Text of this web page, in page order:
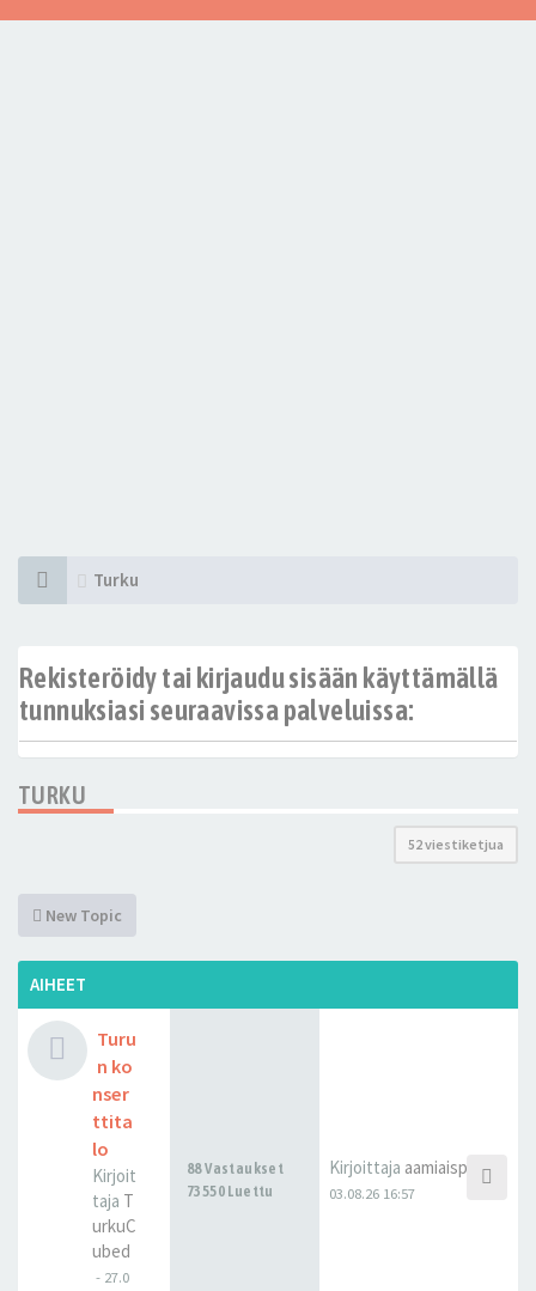
Turku
Rekisteröidy tai kirjaudu sisään käyttämällä
tunnuksiasi seuraavissa palveluissa:
TURKU
52 viestiketjua
New Topic
AIHEET
Turu
n ko
nser
ttita
lo
Kirjoit
taja T
urkuC
ubed
- 27.0
88 Vastaukset
73550 Luettu
Kirjoittaja aamiaispulla
03.08.26 16:57